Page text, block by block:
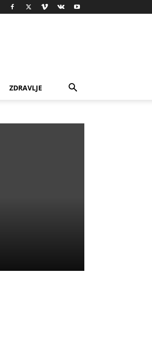
ZDRAVLJE